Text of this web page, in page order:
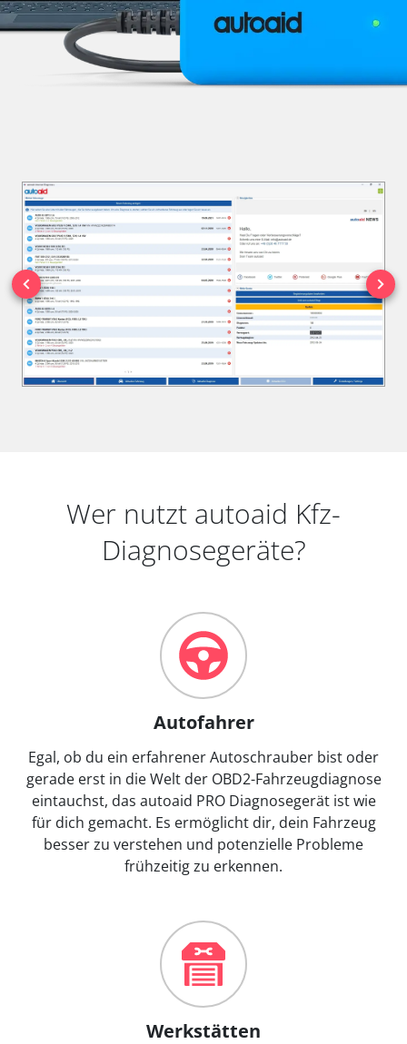
Wer nutzt autoaid Kfz-
Diagnosegeräte?
Autofahrer
Egal, ob du ein erfahrener Autoschrauber bist oder
gerade erst in die Welt der OBD2-Fahrzeugdiagnose
eintauchst, das autoaid PRO Diagnosegerät ist wie
für dich gemacht. Es ermöglicht dir, dein Fahrzeug
besser zu verstehen und potenzielle Probleme
frühzeitig zu erkennen.
Werkstätten